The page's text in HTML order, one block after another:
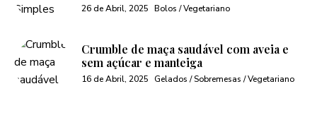
26 de Abril, 2025 Bolos / Vegetariano
Crumble de maça saudável com aveia e
sem açúcar e manteiga
16 de Abril, 2025 Gelados / Sobremesas / Vegetariano